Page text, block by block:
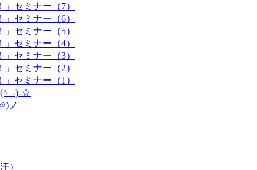
」セミナー（7）
」セミナー（6）
」セミナー（5）
」セミナー（4）
」セミナー（3）
」セミナー（2）
」セミナー（1）
(^_-)-☆
)ノ
）